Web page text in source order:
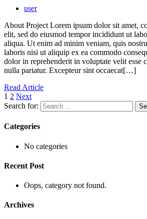
user
About Project Lorem ipsum dolor sit amet,
elit, sed do eiusmod tempor incididunt ut
aliqua. Ut enim ad minim veniam, quis
laboris nisi ut aliquip ex ea commodo
dolor in reprehenderit in voluptate velit esse
nulla pariatur. Excepteur sint occaecat[…]
Read Article
1 2 Next
Search for:
Categories
No categories
Recent Post
Oops, category not found.
Archives